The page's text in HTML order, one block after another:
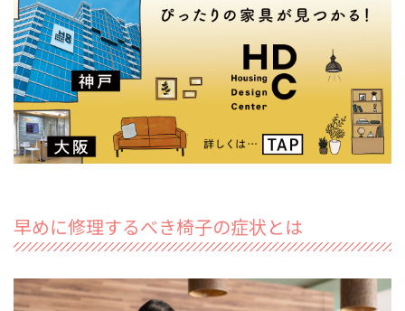
早めに修理するべき椅子の症状とは